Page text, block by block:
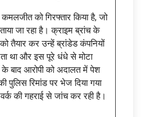
को गिरफ्तार किया है, जो
जा रहा है। क्राइम ब्रांच के
तैयार कर उन्हें ब्रांडेड कंपनियों
था और इस पूरे धंधे से मोटा
के बाद आरोपी को अदालत में पेश
पुलिस रिमांड पर भेज दिया गया
की गहराई से जांच कर रही है।